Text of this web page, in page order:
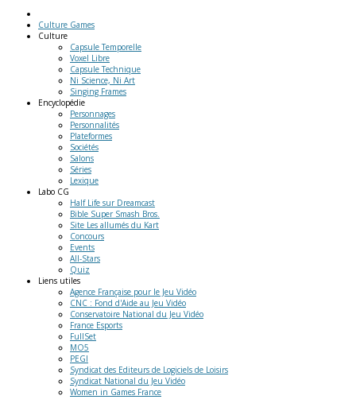
Culture Games
Culture
Capsule Temporelle
Voxel Libre
Capsule Technique
Ni Science, Ni Art
Singing Frames
Encyclopédie
Personnages
Personnalités
Plateformes
Sociétés
Salons
Séries
Lexique
Labo CG
Half Life sur Dreamcast
Bible Super Smash Bros.
Site Les allumés du Kart
Concours
Events
All-Stars
Quiz
Liens utiles
Agence Française pour le Jeu Vidéo
CNC : Fond d'Aide au Jeu Vidéo
Conservatoire National du Jeu Vidéo
France Esports
FullSet
MO5
PEGI
Syndicat des Editeurs de Logiciels de Loisirs
Syndicat National du Jeu Vidéo
Women in Games France